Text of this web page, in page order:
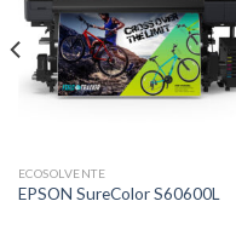
ECOSOLVENTE
EPSON SureColor S60600L